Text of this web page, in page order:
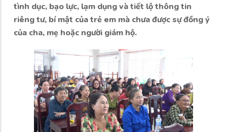
tình dục, bạo lực, lạm dụng và tiết lộ thông tin
riêng tư, bí mật của trẻ em mà chưa được sự đồng ý
của cha, mẹ hoặc người giám hộ.